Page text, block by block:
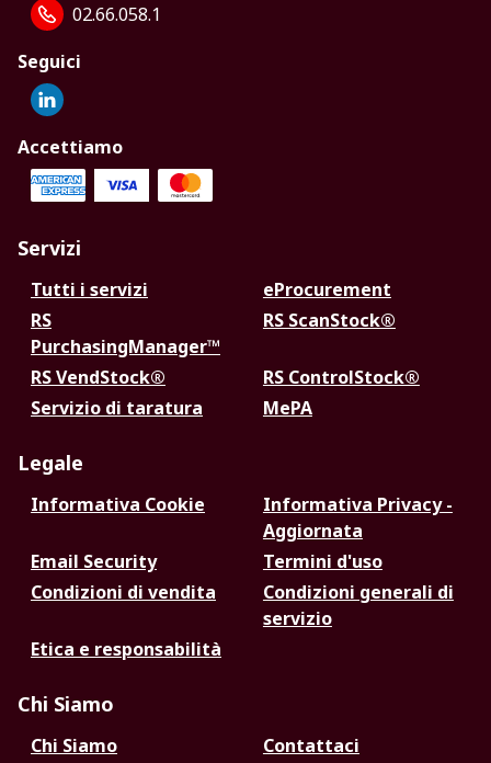
02.66.058.1
Seguici
Accettiamo
Servizi
Tutti i servizi
eProcurement
RS
PurchasingManager™
RS ScanStock®
RS VendStock®
RS ControlStock®
Servizio di taratura
MePA
Legale
Informativa Cookie
Informativa Privacy -
Aggiornata
Email Security
Termini d'uso
Condizioni di vendita
Condizioni generali di
servizio
Etica e responsabilità
Chi Siamo
Chi Siamo Contattaci